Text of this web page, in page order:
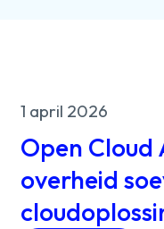
1 april 2026
Open
overheid